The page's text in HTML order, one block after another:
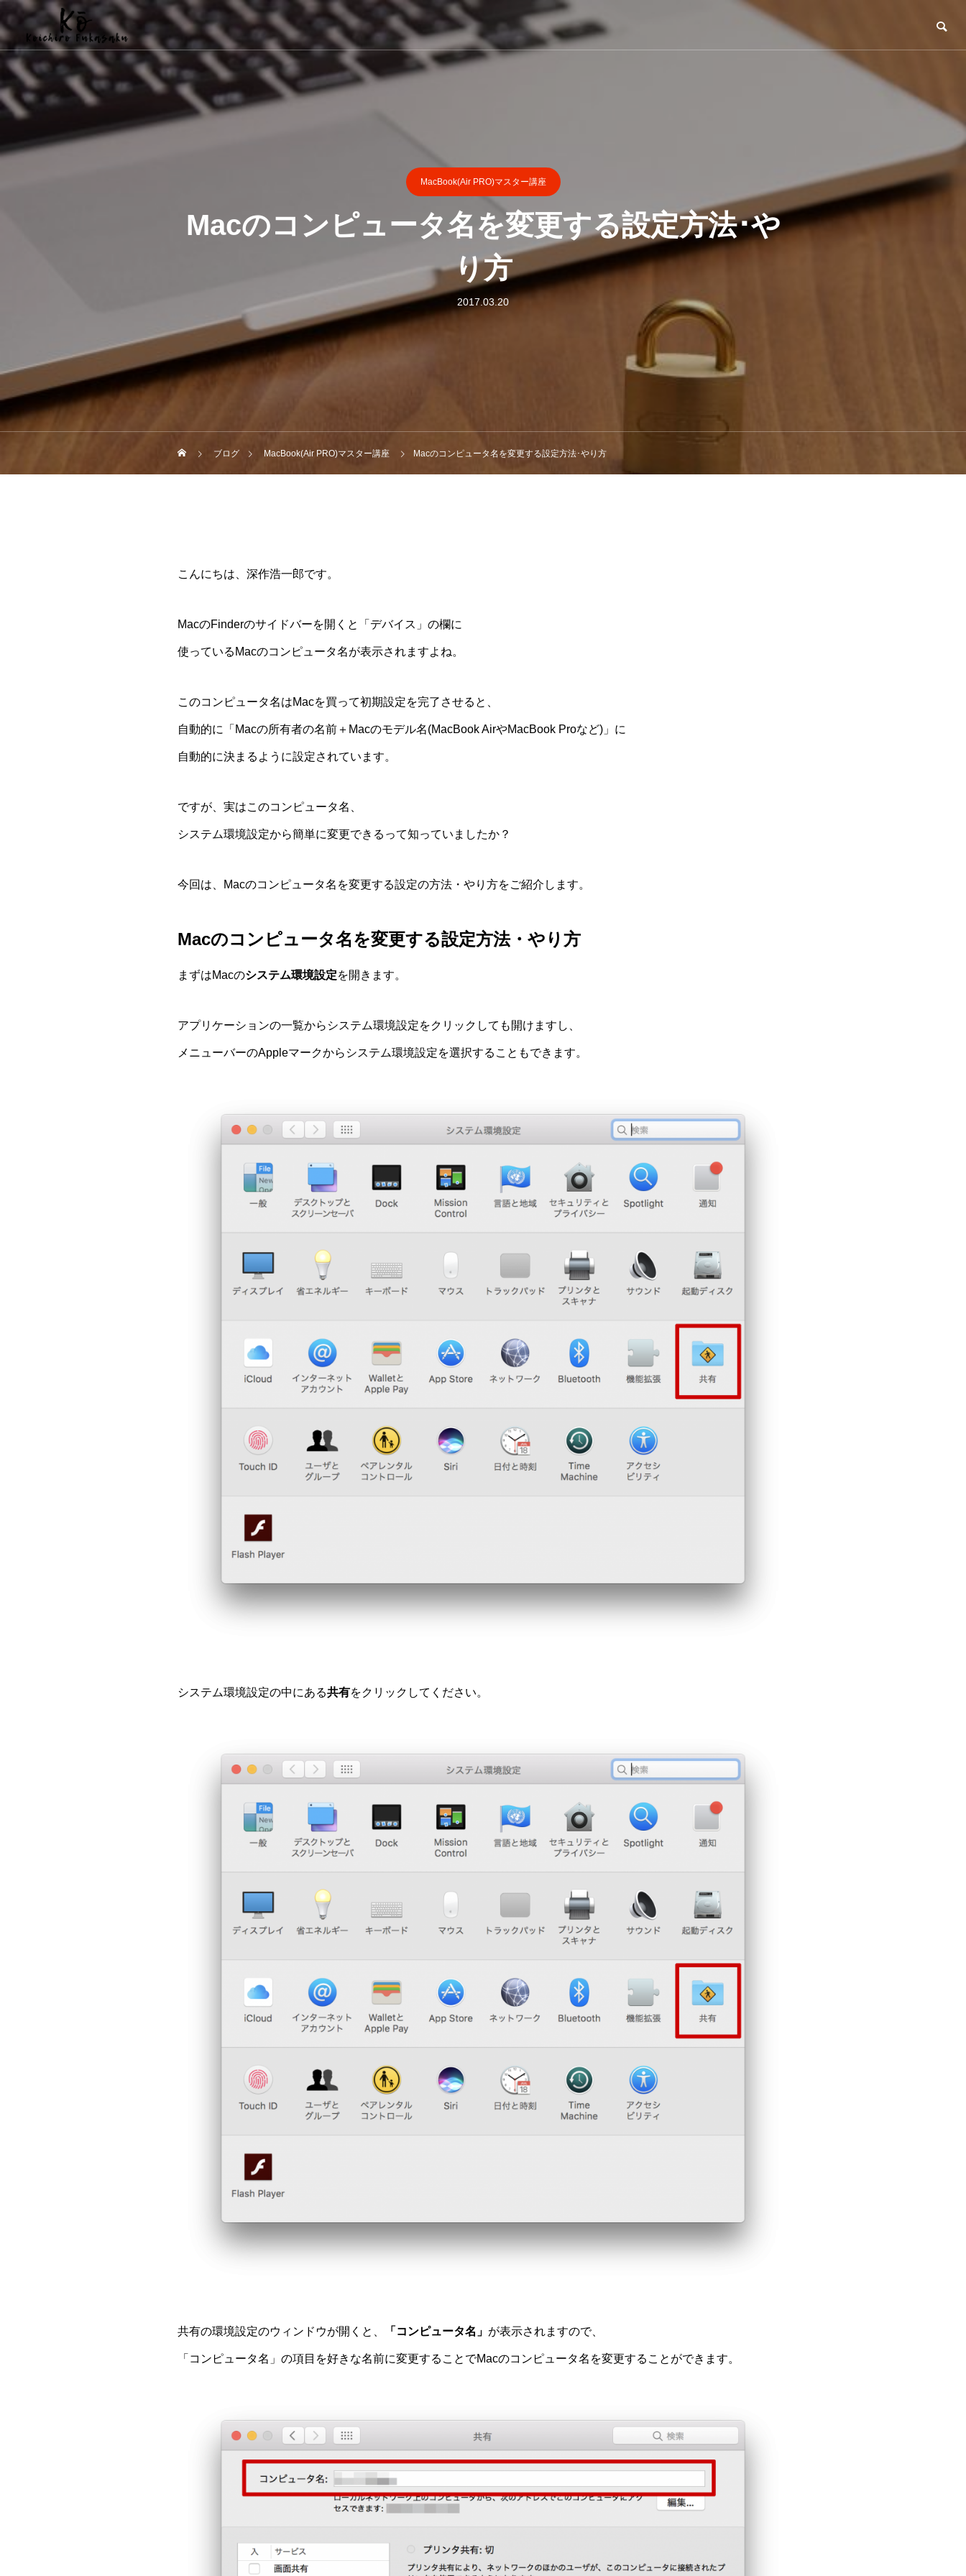
MacBook(Air PRO)マスター講座
Macのコンピュータ名を変更する設定方法･や
り方
2017.03.20
ブログ MacBook(Air PRO)マスター講座 Macのコンピュータ名を変更する設定方法･やり方
こんにちは、深作浩一郎です。
MacのFinderのサイドバーを開くと「デバイス」の欄に
使っているMacのコンピュータ名が表示されますよね。
このコンピュータ名はMacを買って初期設定を完了させると、
自動的に「Macの所有者の名前＋Macのモデル名(MacBook AirやMacBook Proなど)」に
自動的に決まるように設定されています。
ですが、実はこのコンピュータ名、
システム環境設定から簡単に変更できるって知っていましたか？
今回は、Macのコンピュータ名を変更する設定の方法・やり方をご紹介します。
Macのコンピュータ名を変更する設定方法・やり方
まずはMacのシステム環境設定を開きます。
アプリケーションの一覧からシステム環境設定をクリックしても開けますし、
メニューバーのAppleマークからシステム環境設定を選択することもできます。
システム環境設定の中にある共有をクリックしてください。
共有の環境設定のウィンドウが開くと、 「コンピュータ名」 が表示されますので、
「コンピュータ名」の項目を好きな名前に変更することでMacのコンピュータ名を変更することができます。